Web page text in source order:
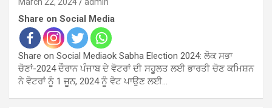
March 22, 2024 admin
Share on Social Media
Share on Social Mediaok Sabha Election 2024: ਲੋਕ ਸਭਾ
ਚੋਣਾਂ-2024 ਦੌਰਾਨ ਪੰਜਾਬ ਦੇ ਵੋਟਰਾਂ ਦੀ ਸਹੂਲਤ ਲਈ ਭਾਰਤੀ ਚੋਣ ਕਮਿਸ਼ਨ
ਨੇ ਵੋਟਰਾਂ ਨੂੰ 1 ਜੂਨ, 2024 ਨੂੰ ਵੋਟ ਪਾਉਣ ਲਈ…